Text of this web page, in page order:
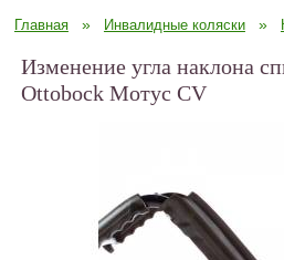
Главная » Инвалидные коляски »
Изменение угла наклона
Ottobock Мотус CV